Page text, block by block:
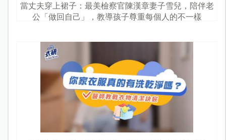
當丈夫穿上裙子：最美檢察官陳漢章妻子雪兒，陪伴老
公「做回自己」，教導孩子尊重每個人的不一樣